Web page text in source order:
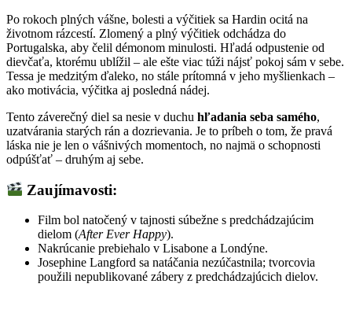
Po rokoch plných vášne, bolesti a výčitiek sa Hardin ocitá na
životnom rázcestí. Zlomený a plný výčitiek odchádza do
Portugalska, aby čelil démonom minulosti. Hľadá odpustenie od
dievčaťa, ktorému ublížil – ale ešte viac túži nájsť pokoj sám v sebe.
Tessa je medzitým ďaleko, no stále prítomná v jeho myšlienkach –
ako motivácia, výčitka aj posledná nádej.
Tento záverečný diel sa nesie v duchu hľadania seba samého,
uzatvárania starých rán a dozrievania. Je to príbeh o tom, že pravá
láska nie je len o vášnivých momentoch, no najmä o schopnosti
odpúšťať – druhým aj sebe.
Zaujímavosti:
Film bol natočený v tajnosti súbežne s predchádzajúcim
dielom (After Ever Happy).
Nakrúcanie prebiehalo v Lisabone a Londýne.
Josephine Langford sa natáčania nezúčastnila; tvorcovia
použili nepublikované zábery z predchádzajúcich dielov.